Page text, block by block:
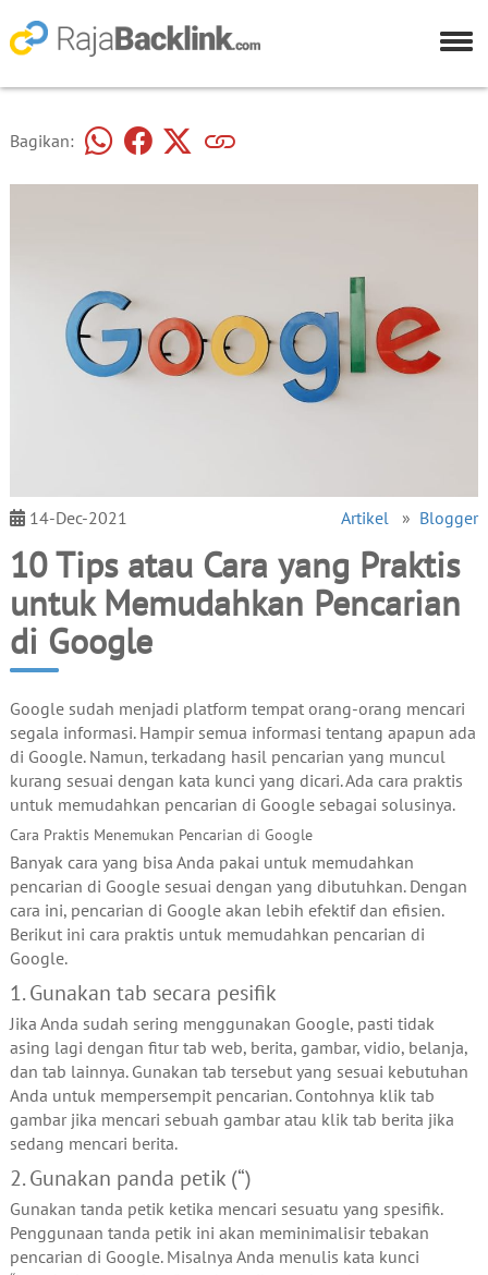
Bagikan:
14-Dec-2021 Artikel » Blogger
10 Tips atau Cara yang Praktis
untuk Memudahkan Pencarian
di Google
Google sudah menjadi platform tempat orang-orang mencari
segala informasi. Hampir semua informasi tentang apapun ada
di Google. Namun, terkadang hasil pencarian yang muncul
kurang sesuai dengan kata kunci yang dicari. Ada cara praktis
untuk memudahkan pencarian di Google sebagai solusinya.
Cara Praktis Menemukan Pencarian di Google
Banyak cara yang bisa Anda pakai untuk memudahkan
pencarian di Google sesuai dengan yang dibutuhkan. Dengan
cara ini, pencarian di Google akan lebih efektif dan efisien.
Berikut ini cara praktis untuk memudahkan pencarian di
Google.
1. Gunakan tab secara pesifik
Jika Anda sudah sering menggunakan Google, pasti tidak
asing lagi dengan fitur tab web, berita, gambar, vidio, belanja,
dan tab lainnya. Gunakan tab tersebut yang sesuai kebutuhan
Anda untuk mempersempit pencarian. Contohnya klik tab
gambar jika mencari sebuah gambar atau klik tab berita jika
sedang mencari berita.
2. Gunakan panda petik (“)
Gunakan tanda petik ketika mencari sesuatu yang spesifik.
Penggunaan tanda petik ini akan meminimalisir tebakan
pencarian di Google. Misalnya Anda menulis kata kunci